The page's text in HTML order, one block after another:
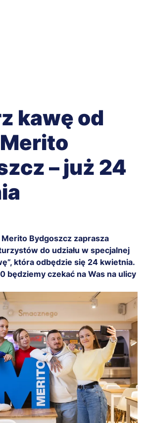
kawę od
– już 24
Bydgoszcz zaprasza
do udziału w specjalnej
która odbędzie się 24 kwietnia.
będziemy czekać na Was na ulicy